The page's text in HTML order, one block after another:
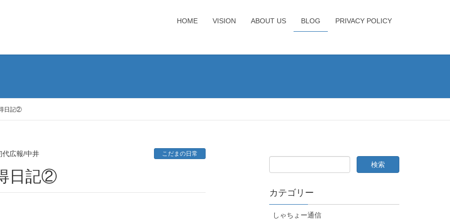
HOME VISION ABOUT US BLOG PRIVACY POLICY
日記②
代広報/中井 こだまの日常
日記②
カテゴリー
しゃちょー通信